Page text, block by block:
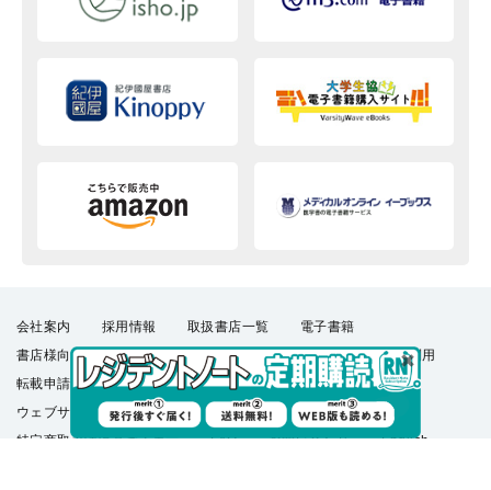
会社案内 採用情報 取扱書店一覧
電子書籍
書店様向け
広告掲載 正誤表・更新情報
コンテンツ利用
転載申請
プライバシーポリシー
羊土社会員規約
ウェブサイト利用規約
羊土社のSNS・メールマガジン
特定商取引法に基づく表示
FAQ お問い合わせ English